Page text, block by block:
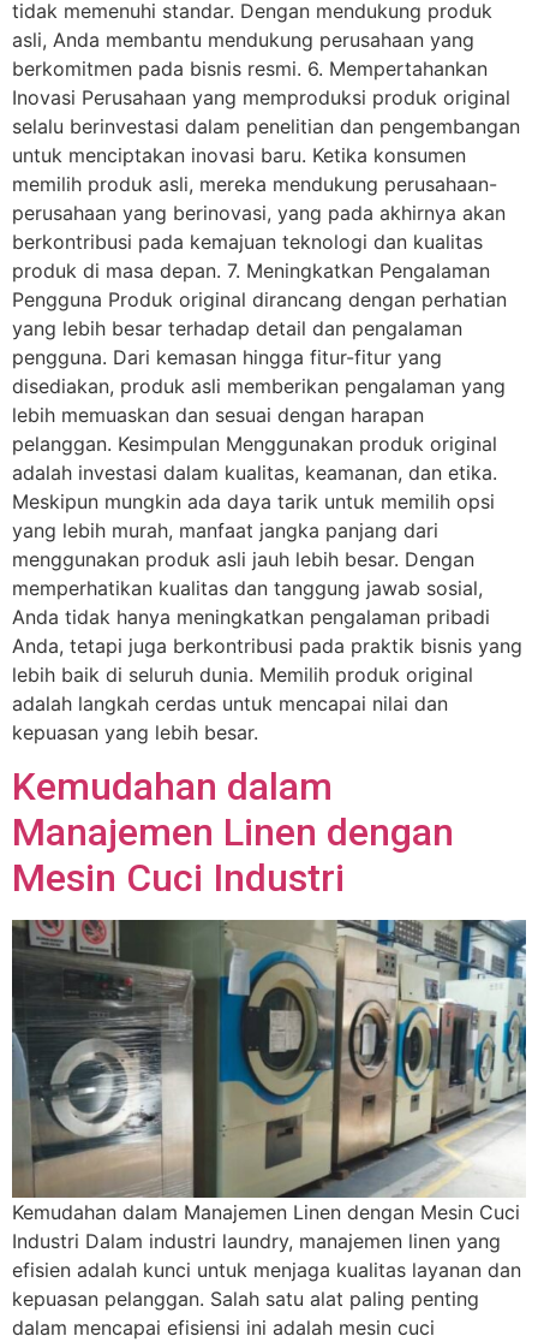
tidak memenuhi standar. Dengan mendukung produk
asli, Anda membantu mendukung perusahaan yang
berkomitmen pada bisnis resmi. 6. Mempertahankan
Inovasi Perusahaan yang memproduksi produk original
selalu berinvestasi dalam penelitian dan pengembangan
untuk menciptakan inovasi baru. Ketika konsumen
memilih produk asli, mereka mendukung perusahaan-
perusahaan yang berinovasi, yang pada akhirnya akan
berkontribusi pada kemajuan teknologi dan kualitas
produk di masa depan. 7. Meningkatkan Pengalaman
Pengguna Produk original dirancang dengan perhatian
yang lebih besar terhadap detail dan pengalaman
pengguna. Dari kemasan hingga fitur-fitur yang
disediakan, produk asli memberikan pengalaman yang
lebih memuaskan dan sesuai dengan harapan
pelanggan. Kesimpulan Menggunakan produk original
adalah investasi dalam kualitas, keamanan, dan etika.
Meskipun mungkin ada daya tarik untuk memilih opsi
yang lebih murah, manfaat jangka panjang dari
menggunakan produk asli jauh lebih besar. Dengan
memperhatikan kualitas dan tanggung jawab sosial,
Anda tidak hanya meningkatkan pengalaman pribadi
Anda, tetapi juga berkontribusi pada praktik bisnis yang
lebih baik di seluruh dunia. Memilih produk original
adalah langkah cerdas untuk mencapai nilai dan
kepuasan yang lebih besar.
Kemudahan dalam
Manajemen Linen dengan
Mesin Cuci Industri
Kemudahan dalam Manajemen Linen dengan Mesin Cuci
Industri Dalam industri laundry, manajemen linen yang
efisien adalah kunci untuk menjaga kualitas layanan dan
kepuasan pelanggan. Salah satu alat paling penting
dalam mencapai efisiensi ini adalah mesin cuci